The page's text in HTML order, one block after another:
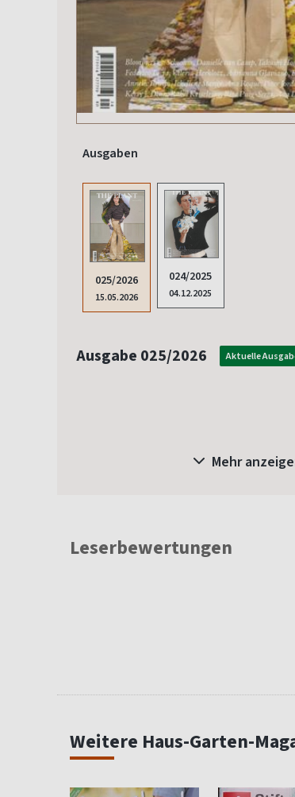
Ausgaben
025/2026
15.05.2026
024/2025
04.12.2025
Ausgabe 025/2026 Aktuelle
Mehr
Leserbewertungen
Weitere Haus-Garten-